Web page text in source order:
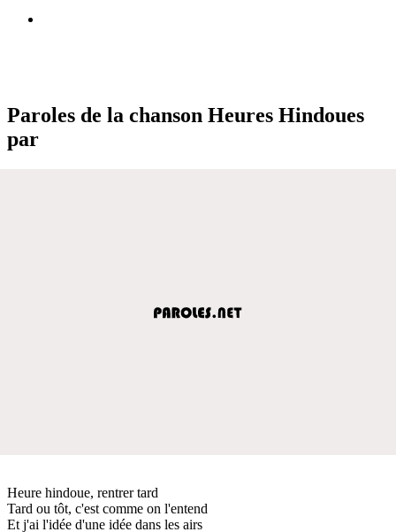
Paroles de la chanson Heures Hindoues
par
Heure hindoue, rentrer tard
Tard ou tôt, c'est comme on l'entend
Et j'ai l'idée d'une idée dans les airs